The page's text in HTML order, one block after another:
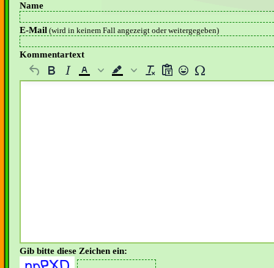
Name
E-Mail (wird in keinem Fall angezeigt oder weitergegeben)
Kommentartext
Gib bitte diese Zeichen ein: